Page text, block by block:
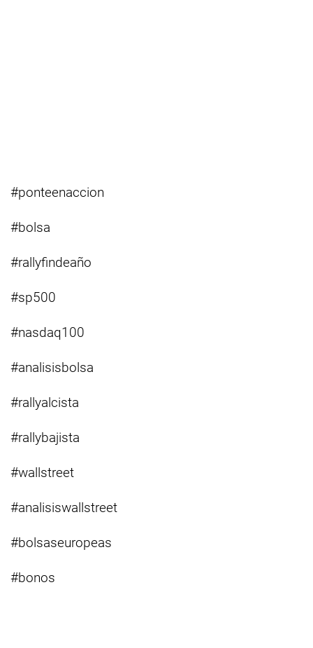
#ponteenaccion
#bolsa
#rallyfindeaño
#sp500
#nasdaq100
#analisisbolsa
#rallyalcista
#rallybajista
#wallstreet
#analisiswallstreet
#bolsaseuropeas
#bonos